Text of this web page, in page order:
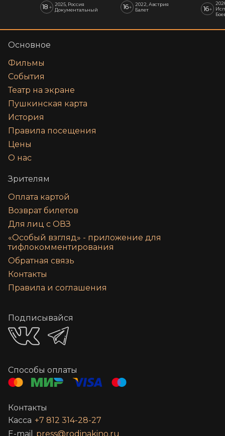
18 + 2025, Россия
Документальный
16+
2022, Австрия
Балет
16+
Основное
Фильмы
События
Театр на экране
Пушкинская карта
История
Правила посещения
Цены
О нас
Зрителям
Оплата картой
Возврат билетов
Для лиц с ОВЗ
«‎Особый взгляд» - приложение для
тифлокомментирования
Обратная связь
Контакты
Правила и соглашения
Подписывайся
Способы оплаты
Контакты
Касса +7 812 314-28-27
E-mail
press@rodinakino.ru